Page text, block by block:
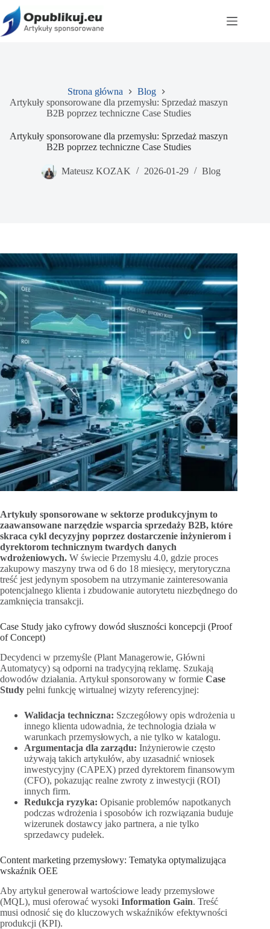
Przejdź
do
treści
Strona główna
Blog
Artykuły sponsorowane dla przemysłu: Sprzedaż maszyn
B2B poprzez techniczne Case Studies
Artykuły sponsorowane dla przemysłu: Sprzedaż maszyn
B2B poprzez techniczne Case Studies
Mateusz KOZAK 2026-01-29 Blog
Artykuły sponsorowane w sektorze produkcyjnym to
zaawansowane narzędzie wsparcia sprzedaży B2B, które
skraca cykl decyzyjny poprzez dostarczenie inżynierom i
dyrektorom technicznym twardych danych
wdrożeniowych. W świecie Przemysłu 4.0, gdzie proces
zakupowy maszyny trwa od 6 do 18 miesięcy, merytoryczna
treść jest jedynym sposobem na utrzymanie zainteresowania
potencjalnego klienta i zbudowanie autorytetu niezbędnego do
zamknięcia transakcji.
Case Study jako cyfrowy dowód słuszności koncepcji (Proof
of Concept)
Decydenci w przemyśle (Plant Managerowie, Główni
Automatycy) są odporni na tradycyjną reklamę. Szukają
dowodów działania. Artykuł sponsorowany w formie Case
Study pełni funkcję wirtualnej wizyty referencyjnej:
Walidacja techniczna: Szczegółowy opis wdrożenia u
innego klienta udowadnia, że technologia działa w
warunkach przemysłowych, a nie tylko w katalogu.
Argumentacja dla zarządu: Inżynierowie często
używają takich artykułów, aby uzasadnić wniosek
inwestycyjny (CAPEX) przed dyrektorem finansowym
(CFO), pokazując realne zwroty z inwestycji (ROI)
innych firm.
Redukcja ryzyka: Opisanie problemów napotkanych
podczas wdrożenia i sposobów ich rozwiązania buduje
wizerunek dostawcy jako partnera, a nie tylko
sprzedawcy pudełek.
Content marketing przemysłowy: Tematyka optymalizująca
wskaźnik OEE
Aby artykuł generował wartościowe leady przemysłowe
(MQL), musi oferować wysoki Information Gain. Treść
musi odnosić się do kluczowych wskaźników efektywności
produkcji (KPI).